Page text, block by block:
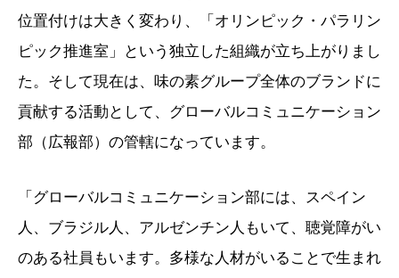
位置付けは大きく変わり、「オリンピック・パラリン
ピック推進室」という独立した組織が立ち上がりまし
た。そして現在は、味の素グループ全体のブランドに
貢献する活動として、グローバルコミュニケーション
部（広報部）の管轄になっています。
「グローバルコミュニケーション部には、スペイン
人、ブラジル人、アルゼンチン人もいて、聴覚障がい
のある社員もいます。多様な人材がいることで生まれ